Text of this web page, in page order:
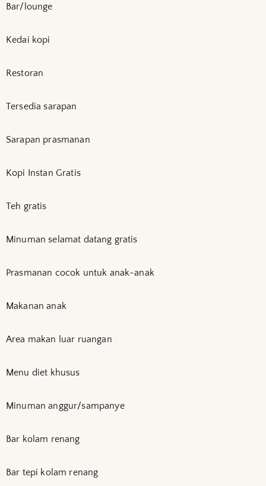
Bar/lounge
Kedai kopi
Restoran
Tersedia sarapan
Sarapan prasmanan
Kopi Instan Gratis
Teh gratis
Minuman selamat datang gratis
Prasmanan cocok untuk anak-anak
Makanan anak
Area makan luar ruangan
Menu diet khusus
Minuman anggur/sampanye
Bar kolam renang
Bar tepi kolam renang